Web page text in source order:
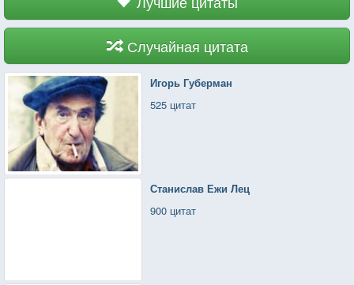
Случайная цитата
Игорь Губерман
525 цитат
Станислав Ежи Лец
900 цитат